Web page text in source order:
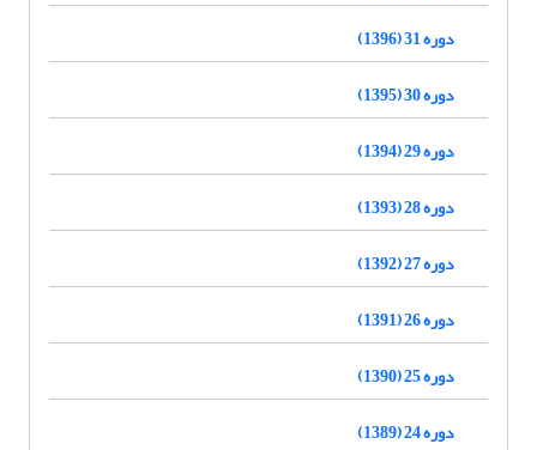
دوره 31 (1396)
دوره 30 (1395)
دوره 29 (1394)
دوره 28 (1393)
دوره 27 (1392)
دوره 26 (1391)
دوره 25 (1390)
دوره 24 (1389)